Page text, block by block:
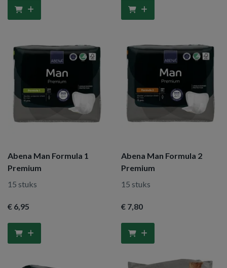
Abena Man Formula 1
Premium
15 stuks
€ 6,95
Abena Man Formula 2
Premium
15 stuks
€ 7,80